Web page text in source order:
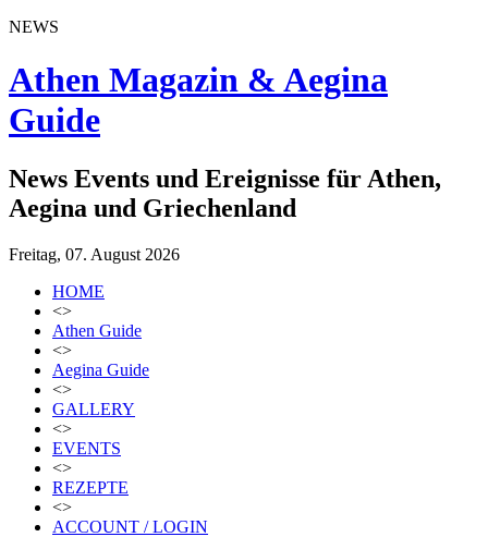
NEWS
Athen Magazin & Aegina
Guide
News Events und Ereignisse für Athen,
Aegina und Griechenland
Freitag, 07. August 2026
HOME
<>
Athen Guide
<>
Aegina Guide
<>
GALLERY
<>
EVENTS
<>
REZEPTE
<>
ACCOUNT / LOGIN